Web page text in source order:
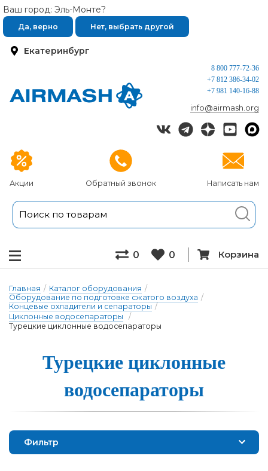
Екатеринбург
Ваш город: Эль-Монте?
Да, верно Нет, выбрать другой
Акции Обратный звонок Написать нам
8 800 777-72-36
+7 812 386-34-02
+7 981 140-16-88
info@airmash.org
0 0 Корзина
Главная / Каталог оборудования /
Оборудование по подготовке сжатого воздуха /
Концевые охладители и сепараторы /
Циклонные водосепараторы
/
Турецкие циклонные водосепараторы
Турецкие цик­лонные
во­до­се­па­ра­то­ры
Фильтр